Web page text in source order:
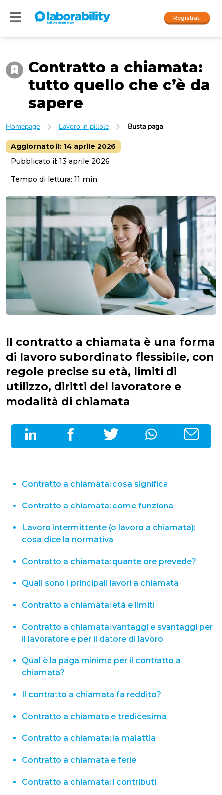
Registrati
I nostri social
Accedi
People
Company
Contratto a chiamata:
tutto quello che c’è da
sapere
Homepage Lavoro in pillole Busta paga
Aggiornato il: 14 aprile 2026
Pubblicato il: 13 aprile 2026
Tempo di lettura: 11 min
Il contratto a chiamata è una forma
di lavoro subordinato flessibile, con
regole precise su età, limiti di
utilizzo, diritti del lavoratore e
modalità di chiamata
Contratto a chiamata: cosa significa
Contratto a chiamata: come funziona
Lavoro intermittente (o lavoro a chiamata):
cosa dice la normativa
Contratto a chiamata: quante ore prevede?
Quali sono i principali lavori a chiamata
Contratto a chiamata: età e limiti
Contratto a chiamata: vantaggi e svantaggi per
il lavoratore e per il datore di lavoro
Qual è la paga minima per il contratto a
chiamata?
Il contratto a chiamata fa reddito?
Contratto a chiamata e tredicesima
Contratto a chiamata: la malattia
Contratto a chiamata e ferie
Contratto a chiamata: i contributi